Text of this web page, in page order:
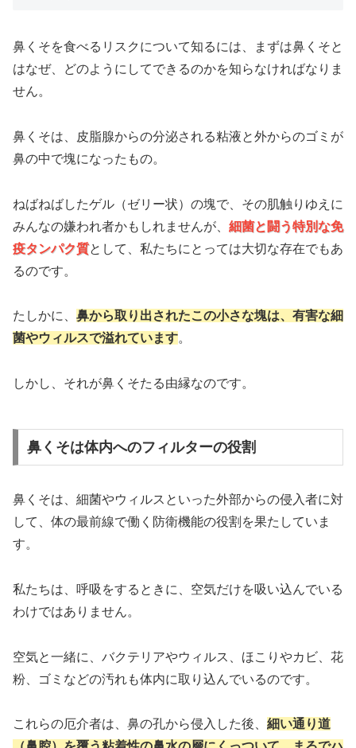
鼻くそを食べるリスクについて知るには、まずは鼻くそと
はなぜ、どのようにしてできるのかを知らなければなりま
せん。
鼻くそは、皮脂腺からの分泌される粘液と外からのゴミが
鼻の中で塊になったもの。
ねばねばしたゲル（ゼリー状）の塊で、その肌触りゆえに
みんなの嫌われ者かもしれませんが、 細菌と闘う特別な免
疫タンパク質として、私たちにとっては大切な存在でもあ
るのです。
たしかに、 鼻から取り出されたこの小さな塊は、有害な細
菌やウィルスで溢れています。
しかし、それが鼻くそたる由縁なのです。
鼻くそは体内へのフィルターの役割
鼻くそは、細菌やウィルスといった外部からの侵入者に対
して、体の最前線で働く防衛機能の役割を果たしていま
す。
私たちは、呼吸をするときに、空気だけを吸い込んでいる
わけではありません。
空気と一緒に、バクテリアやウィルス、ほこりやカビ、花
粉、ゴミなどの汚れも体内に取り込んでいるのです。
これらの厄介者は、鼻の孔から侵入した後、 細い通り道